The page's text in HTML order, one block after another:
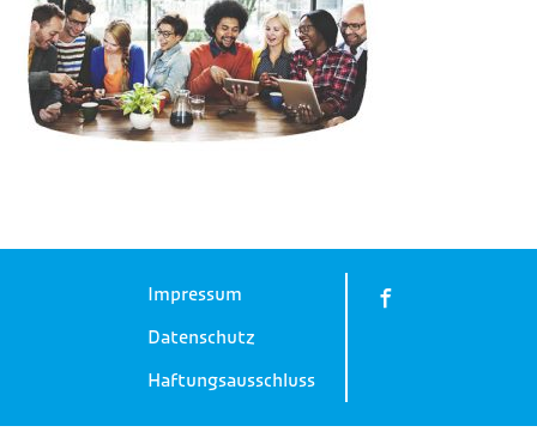
Impressum
Datenschutz
Haftungsausschluss